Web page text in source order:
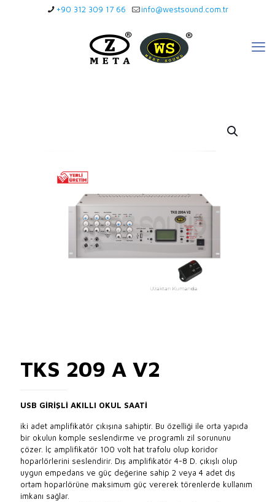
+90 312 309 17 66 info@westsound.com.tr
TKS 209 A V2
USB GİRİŞLİ AKILLI OKUL SAATİ
iki adet amplifikatör çıkışına sahiptir. Bu özelliği ile orta yapıda
bir okulun komple seslendirme ve programlı zil sorununu
çözer. İç amplifikatör 100 volt hat trafolu olup koridor
hoparlörlerini seslendirir. Dış amplifikatör 4-8 D. çıkışlı olup
uygun empedans ve güç değerine sahip 2 veya 4 adet dış
ortam hoparlörüne maksimum güç vererek törenlerde kullanım
imkanı sağlar.